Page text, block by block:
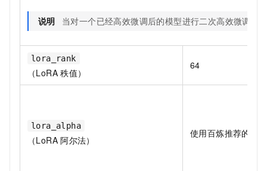
说明 当对一个已经高效微调后的模型进行二次高效微调时
lora_rank
（LoRA 秩值）
64
lora_alpha
（LoRA 阿尔法）
使用百炼推荐的默